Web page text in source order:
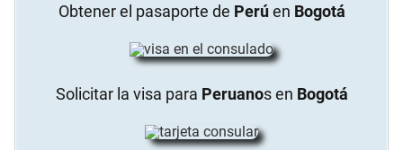
Obtener el pasaporte de Perúen Bogotá
Solicitar la visa para Peruanos en Bogotá